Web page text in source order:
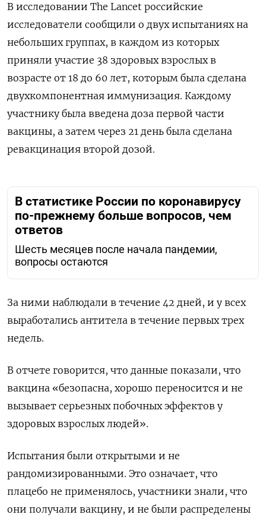
В исследовании The Lancet российские
исследователи сообщили о двух испытаниях на
небольших группах, в каждом из которых
приняли участие 38 здоровых взрослых в
возрасте от 18 до 60 лет, которым была сделана
двухкомпонентная иммунизация. Каждому
участнику была введена доза первой части
вакцины, а затем через 21 день была сделана
ревакцинация второй дозой.
В статистике России по коронавирусу
по-прежнему больше вопросов, чем
ответов
Шесть месяцев после начала пандемии,
вопросы остаются
За ними наблюдали в течение 42 дней, и у всех
выработались антитела в течение первых трех
недель.
В отчете говорится, что данные показали, что
вакцина «безопасна, хорошо переносится и не
вызывает серьезных побочных эффектов у
здоровых взрослых людей».
Испытания были открытыми и не
рандомизированными. Это означает, что
плацебо не применялось, участники знали, что
они получали вакцину, и не были распределены